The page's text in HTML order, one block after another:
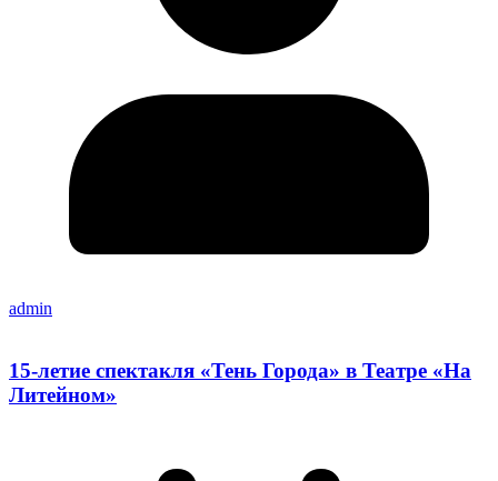
admin
15-летие спектакля «Тень Города» в Театре «На
Литейном»